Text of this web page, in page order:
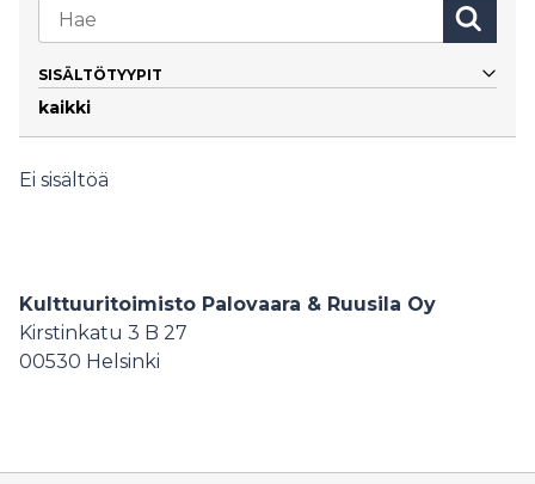
SISÄLTÖTYYPIT
kaikkiKaikki
Ei sisältöä
Kulttuuritoimisto Palovaara & Ruusila Oy
Kirstinkatu 3 B 27
00530 Helsinki